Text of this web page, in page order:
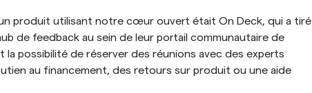
produit utilisant notre cœur ouvert était On Deck, qui a tiré
de feedback au sein de leur portail communautaire de
possibilité de réserver des réunions avec des experts
au financement, des retours sur produit ou une aide